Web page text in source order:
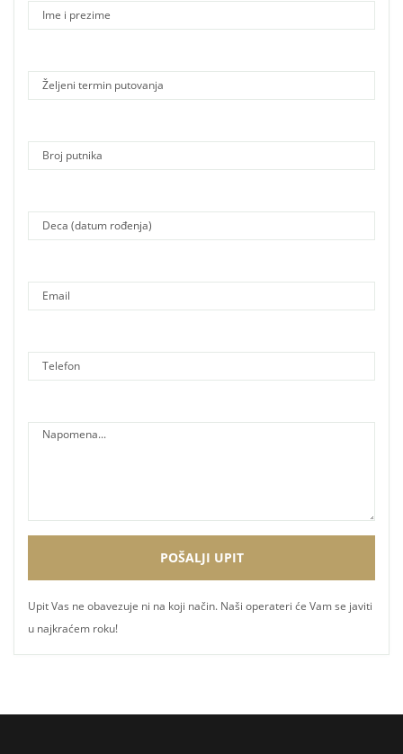
Upit Vas ne obavezuje ni na koji način. Naši operateri će Vam se javiti
u najkraćem roku!